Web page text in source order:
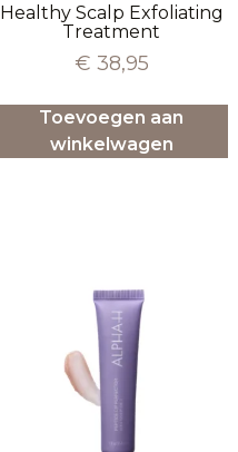
Healthy Scalp Exfoliating
Treatment
€ 38,95
Toevoegen aan
winkelwagen